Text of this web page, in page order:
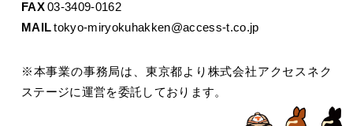
FAX03-3409-0162
MAIL tokyo-miryokuhakken@access-t.co.jp
※本事業の事務局は、東京都より株式会社アクセスネク
ステージに運営を委託しております。